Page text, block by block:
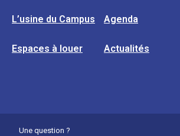
L’usine du Campus Agenda
Espaces à louer Actualités
Une question ?